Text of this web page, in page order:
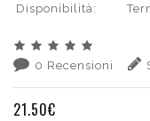
Disponibilità:
0 Recensioni
21.50€